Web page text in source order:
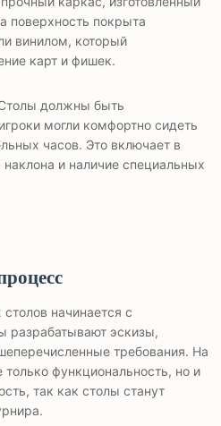
поверхность покрыта
винилом, который
карт и фишек.
должны быть
могли комфортно сидеть
часов. Это включает в
и наличие специальных
начинается с
разрабатывают эскизы,
требования. На
функциональность, но и
так как столы станут